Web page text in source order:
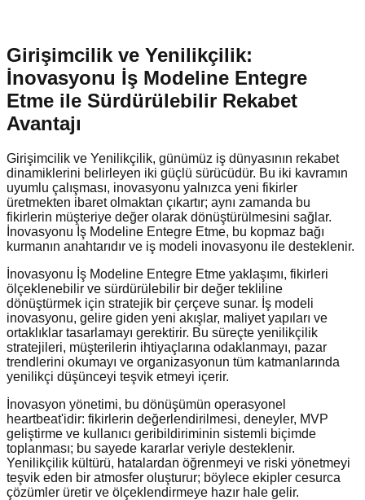
Girişimcilik ve Yenilikçilik:
İnovasyonu İş Modeline Entegre
Etme ile Sürdürülebilir Rekabet
Avantajı
Girişimcilik ve Yenilikçilik, günümüz iş dünyasının rekabet
dinamiklerini belirleyen iki güçlü sürücüdür. Bu iki kavramın
uyumlu çalışması, inovasyonu yalnızca yeni fikirler
üretmekten ibaret olmaktan çıkartır; aynı zamanda bu
fikirlerin müşteriye değer olarak dönüştürülmesini sağlar.
İnovasyonu İş Modeline Entegre Etme, bu kopmaz bağı
kurmanın anahtarıdır ve iş modeli inovasyonu ile desteklenir.
İnovasyonu İş Modeline Entegre Etme yaklaşımı, fikirleri
ölçeklenebilir ve sürdürülebilir bir değer tekliline
dönüştürmek için stratejik bir çerçeve sunar. İş modeli
inovasyonu, gelire giden yeni akışlar, maliyet yapıları ve
ortaklıklar tasarlamayı gerektirir. Bu süreçte yenilikçilik
stratejileri, müşterilerin ihtiyaçlarına odaklanmayı, pazar
trendlerini okumayı ve organizasyonun tüm katmanlarında
yenilikçi düşünceyi teşvik etmeyi içerir.
İnovasyon yönetimi, bu dönüşümün operasyonel
heartbeat'idir: fikirlerin değerlendirilmesi, deneyler, MVP
geliştirme ve kullanıcı geribildiriminin sistemli biçimde
toplanması; bu sayede kararlar veriyle desteklenir.
Yenilikçilik kültürü, hatalardan öğrenmeyi ve riski yönetmeyi
teşvik eden bir atmosfer oluşturur; böylece ekipler cesurca
çözümler üretir ve ölçeklendirmeye hazır hale gelir.